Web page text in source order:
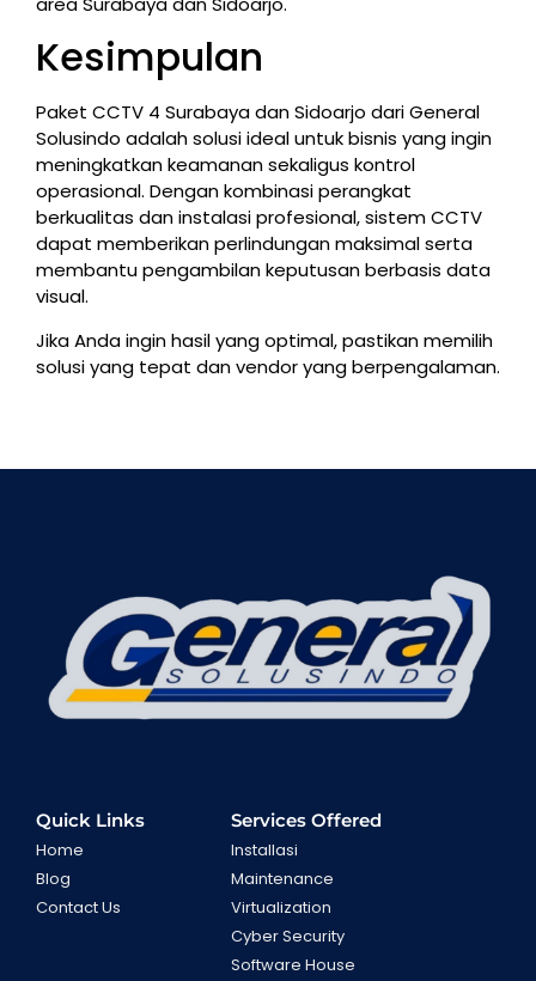
Kesimpulan
Paket CCTV 4 Surabaya dan Sidoarjo dari General
Solusindo adalah solusi ideal untuk bisnis yang ingin
meningkatkan keamanan sekaligus kontrol
operasional. Dengan kombinasi perangkat
berkualitas dan instalasi profesional, sistem CCTV
dapat memberikan perlindungan maksimal serta
membantu pengambilan keputusan berbasis data
visual.
Jika Anda ingin hasil yang optimal, pastikan memilih
solusi yang tepat dan vendor yang berpengalaman.
Quick Links
Home
Blog
Contact Us
Services Offered
Installasi
Maintenance
Virtualization
Cyber Security
Software House